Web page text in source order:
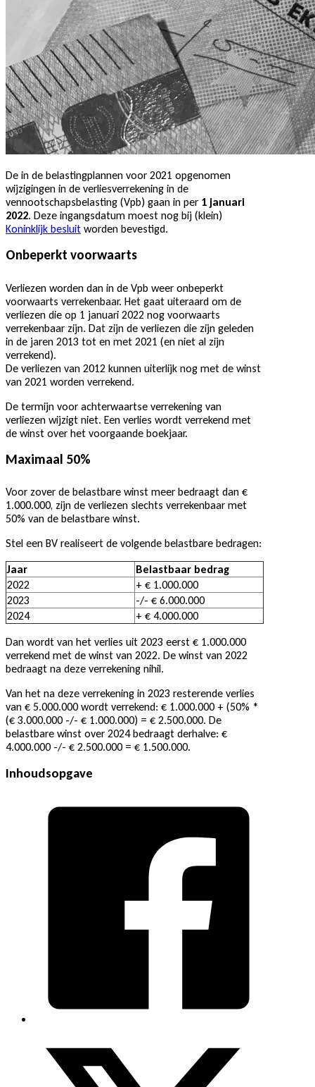
De in de belastingplannen voor 2021 opgenomen
wijzigingen in de verliesverrekening in de
vennootschapsbelasting (Vpb) gaan in per 1 januari
2022. Deze ingangsdatum moest nog bij (klein)
Koninklijk besluit worden bevestigd.
Onbeperkt voorwaarts
Verliezen worden dan in de Vpb weer onbeperkt
voorwaarts verrekenbaar. Het gaat uiteraard om de
verliezen die op 1 januari 2022 nog voorwaarts
verrekenbaar zijn. Dat zijn de verliezen die zijn geleden
in de jaren 2013 tot en met 2021 (en niet al zijn
verrekend).
De verliezen van 2012 kunnen uiterlijk nog met de winst
van 2021 worden verrekend.
De termijn voor achterwaartse verrekening van
verliezen wijzigt niet. Een verlies wordt verrekend met
de winst over het voorgaande boekjaar.
Maximaal 50%
Voor zover de belastbare winst meer bedraagt dan €
1.000.000, zijn de verliezen slechts verrekenbaar met
50% van de belastbare winst.
Stel een BV realiseert de volgende belastbare bedragen:
Jaar
Belastbaar bedrag
2022
+ € 1.000.000
2023
-/- € 6.000.000
2024
+ € 4.000.000
Dan wordt van het verlies uit 2023 eerst € 1.000.000
verrekend met de winst van 2022. De winst van 2022
bedraagt na deze verrekening nihil.
Van het na deze verrekening in 2023 resterende verlies
van € 5.000.000 wordt verrekend: € 1.000.000 + (50% *
(€ 3.000.000 -/- € 1.000.000) = € 2.500.000. De
belastbare winst over 2024 bedraagt derhalve: €
4.000.000 -/- € 2.500.000 = € 1.500.000.
Inhoudsopgave